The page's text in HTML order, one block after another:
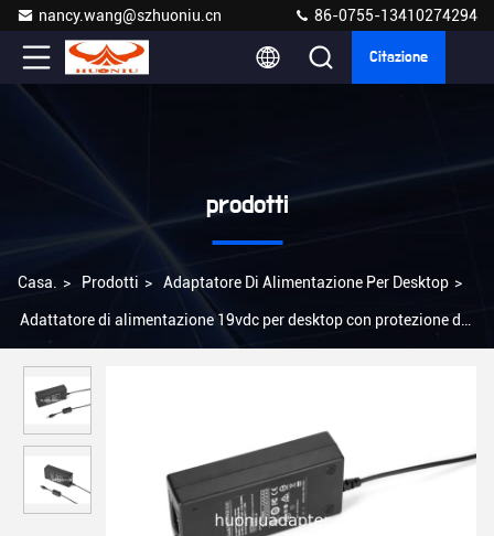
nancy.wang@szhuoniu.cn 86-0755-13410274294
Citazione
prodotti
Casa. > Prodotti > Adaptatore Di Alimentazione Per Desktop >
Adattatore di alimentazione 19vdc per desktop con protezione da